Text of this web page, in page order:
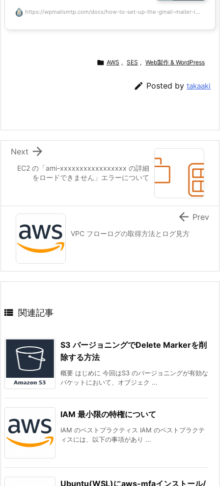
https://wpmailsmtp.com/docs/how-to-set-up-the-gmail-mailer-i...
 AWS , SES , Web製作 & WordPress
 Posted by takaaki
EC2 の「ami-xxxxxxxxxxxxxxxxx の詳細
をロードできません」エラーについて

Next
VPC フローログの取得方法とログ見方
 Prev
 関連記事
S3 バージョニングでDelete Markerを削
除する方法
概要 はじめに 今回はS3 のバージョニングが有効な
バケットにおいて、オブジェク ...
IAM 最小限の特権について
IAM のベストプラクティス IAM のベストプラクテ
ィスには、以下の事項があり ...
Ubuntu(WSL)にaws-mfaインストール/